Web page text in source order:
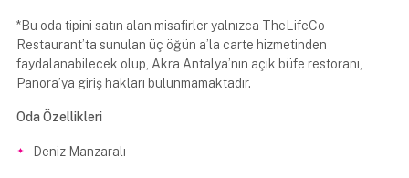
*Bu oda tipini satın alan misafirler yalnızca TheLifeCo
Restaurant’ta sunulan üç öğün a’la carte hizmetinden
faydalanabilecek olup, Akra Antalya’nın açık büfe restoranı,
Panora’ya giriş hakları bulunmamaktadır.
Oda Özellikleri
Deniz Manzaralı